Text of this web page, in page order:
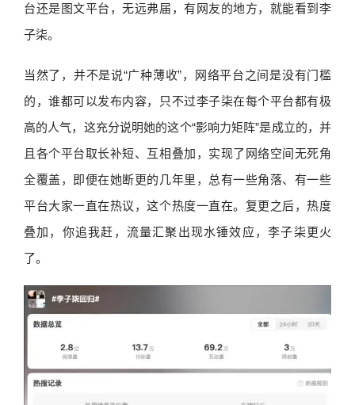
台还是图文平台，无远弗届，有网友的地方，就能看到李
子柒。
当然了，并不是说“广种薄收”，网络平台之间是没有门槛
的，谁都可以发布内容，只不过李子柒在每个平台都有极
高的人气，这充分说明她的这个“影响力矩阵”是成立的，并
且各个平台取长补短、互相叠加，实现了网络空间无死角
全覆盖，即便在她断更的几年里，总有一些角落、有一些
平台大家一直在热议，这个热度一直在。复更之后，热度
叠加，你追我赶，流量汇聚出现水锤效应，李子柒更火
了。